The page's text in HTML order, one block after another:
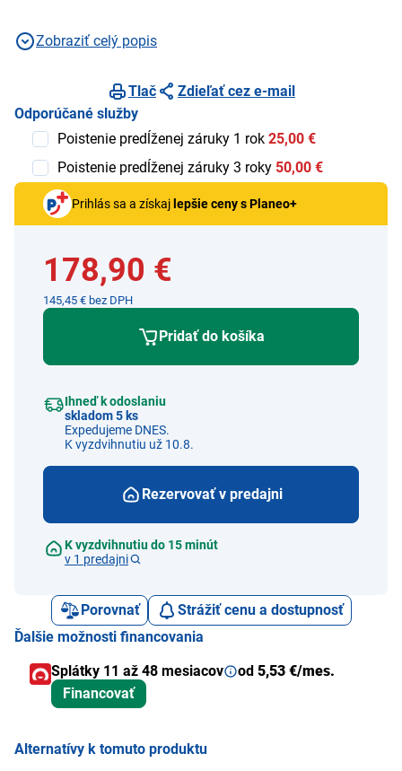
Zobraziť celý popis
Tlač
Zdieľať cez e-mail
Odporúčané služby
Poistenie predĺženej záruky 1 rok 25,00 €
Poistenie predĺženej záruky 3 roky 50,00 €
Prihlás sa a získaj lepšie ceny s Planeo+
178,90 €
145,45 € bez DPH
Pridať do košíka
Ihneď k odoslaniu
skladom 5 ks
Expedujeme DNES.
K vyzdvihnutiu už 10.8.
Rezervovať v predajni
K vyzdvihnutiu do 15 minút
v 1 predajni
Porovnať
Strážiť cenu a dostupnosť
Ďalšie možnosti financovania
Splátky 11 až 48 mesiacov
od 5,53 €/mes.
Financovať
Alternatívy k tomuto produktu